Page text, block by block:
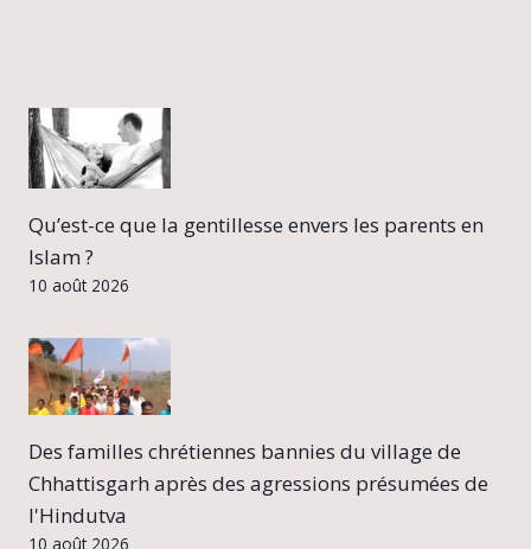
Qu’est-ce que la gentillesse envers les parents en
Islam ?
10 août 2026
Des familles chrétiennes bannies du village de
Chhattisgarh après des agressions présumées de
l'Hindutva
10 août 2026